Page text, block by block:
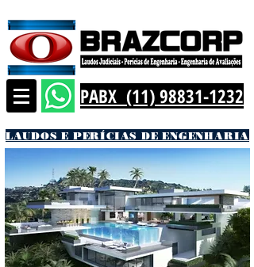
PABX (11) 98831-1232
LAUDOS E PERÍCIAS DE ENGENHARIA